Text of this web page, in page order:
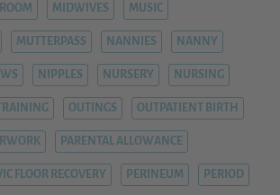
MIDWIVES MUSIC
MUTTERPASS NANNIES NANNY
NIPPLES NURSERY NURSING
OUTINGS OUTPATIENT BIRTH
PARENTAL ALLOWANCE
FLOOR RECOVERY PERINEUM PERIOD